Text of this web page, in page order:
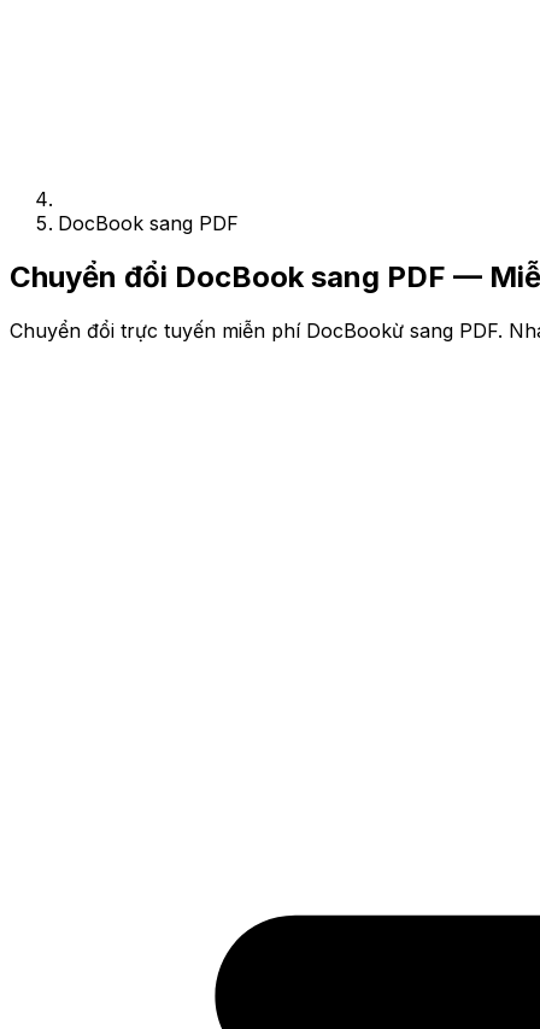
DocBook sang PDF
Chuyển đổi DocBook sang PDF —
Chuyển đổi trực tuyến miễn phí DocBookừ sang PDF.